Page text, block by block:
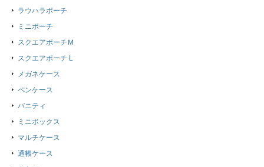
ラウハラポーチ
ミニポーチ
スクエアポーチＭ
スクエアポーチ L
メガネケース
ペンケース
バニティ
ミニボックス
マルチケース
通帳ケース